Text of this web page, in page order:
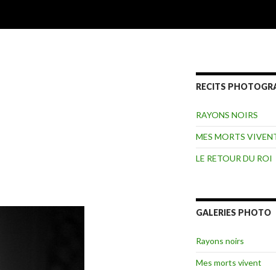
RECITS
RAYONS NOIRS
MES MORTS
LE RETOUR DU ROI
GALERIES PHOTO
Rayons noirs
Mes morts vivent